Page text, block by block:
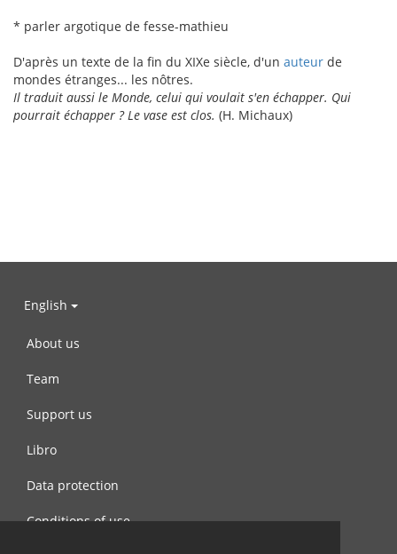
* parler argotique de fesse-mathieu
D'après un texte de la fin du XIXe siècle, d'un auteur de
mondes étranges... les nôtres.
Il traduit aussi le Monde, celui qui voulait s'en échapper. Qui
pourrait échapper ? Le vase est clos. (H. Michaux)
English
About us
Team
Support us
Libro
Data protection
Conditions of use